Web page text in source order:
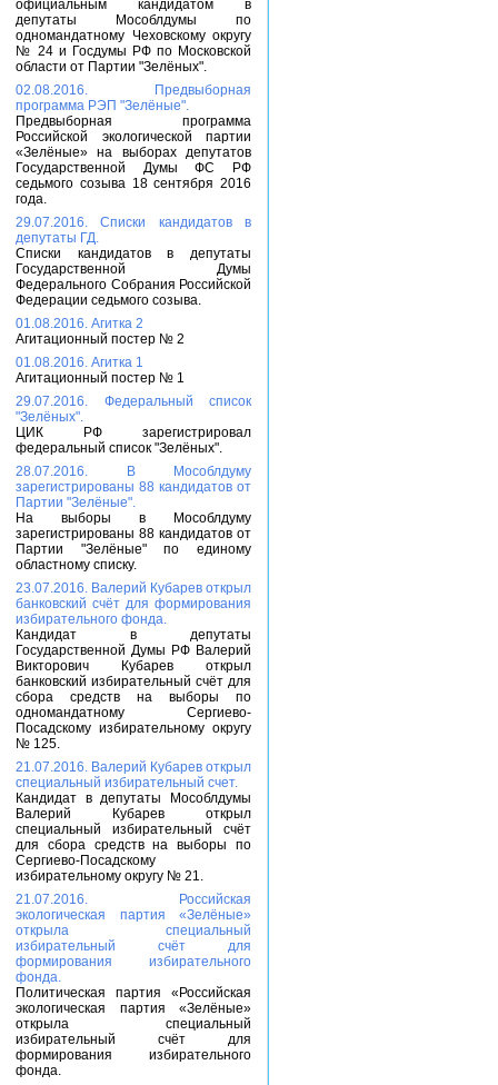
официальным кандидатом в
депутаты Мособлдумы по
одномандатному Чеховскому округу
№ 24 и Госдумы РФ по Московской
области от Партии "Зелёных".
02.08.2016. Предвыборная
программа РЭП "Зелёные".
Предвыборная программа
Российской экологической партии
«Зелёные» на выборах депутатов
Государственной Думы ФС РФ
седьмого созыва 18 сентября 2016
года.
29.07.2016. Списки кандидатов в
депутаты ГД.
Списки кандидатов в депутаты
Государственной Думы
Федерального Собрания Российской
Федерации седьмого созыва.
01.08.2016. Агитка 2
Агитационный постер № 2
01.08.2016. Агитка 1
Агитационный постер № 1
29.07.2016. Федеральный список
"Зелёных".
ЦИК РФ зарегистрировал
федеральный список "Зелёных".
28.07.2016. В Мособлдуму
зарегистрированы 88 кандидатов от
Партии "Зелёные".
На выборы в Мособлдуму
зарегистрированы 88 кандидатов от
Партии "Зелёные" по единому
областному списку.
23.07.2016. Валерий Кубарев открыл
банковский счёт для формирования
избирательного фонда.
Кандидат в депутаты
Государственной Думы РФ Валерий
Викторович Кубарев открыл
банковский избирательный счёт для
сбора средств на выборы по
одномандатному Сергиево-
Посадскому избирательному округу
№ 125.
21.07.2016. Валерий Кубарев открыл
специальный избирательный счет.
Кандидат в депутаты Мособлдумы
Валерий Кубарев открыл
специальный избирательный счёт
для сбора средств на выборы по
Сергиево-Посадскому
избирательному округу № 21.
21.07.2016. Российская
экологическая партия «Зелёные»
открыла специальный
избирательный счёт для
формирования избирательного
фонда.
Политическая партия «Российская
экологическая партия «Зелёные»
открыла специальный
избирательный счёт для
формирования избирательного
фонда.